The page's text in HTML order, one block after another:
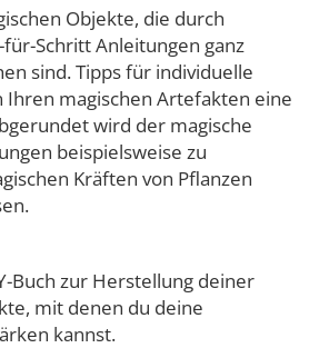
Objekte, die durch
Schritt Anleitungen ganz
sind. Tipps für individuelle
Ihren magischen Artefakten eine
wird der magische
beispielsweise zu
Kräften von Pflanzen
Buch zur Herstellung deiner
mit denen du deine
kannst.